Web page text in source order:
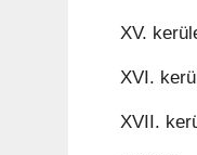
XV.
XVI.
XVII.